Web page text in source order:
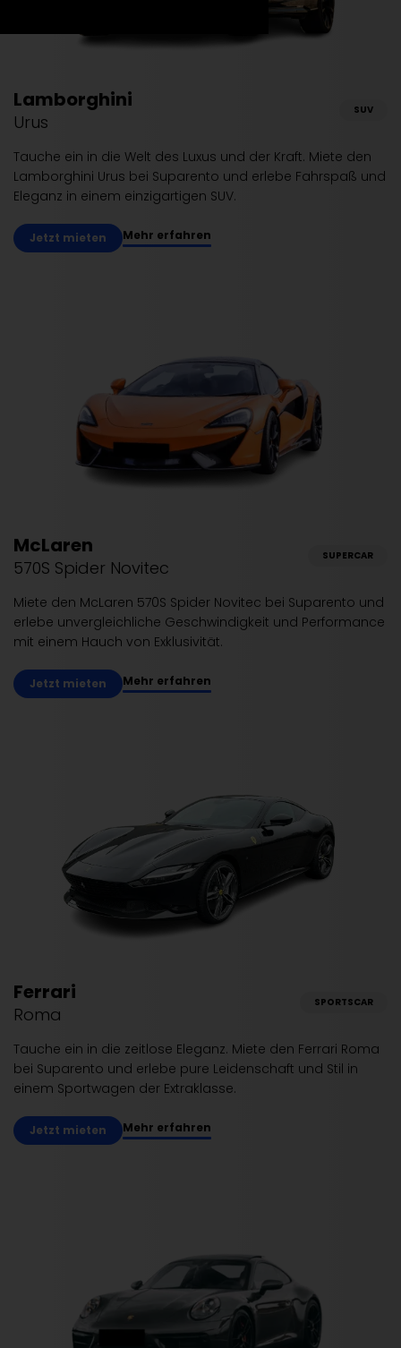
Lamborghini
Urus
SUV
Tauche ein in die Welt des Luxus und der Kraft. Miete den
Lamborghini Urus bei Suparento und erlebe Fahrspaß und
Eleganz in einem einzigartigen SUV.
Jetzt mieten Mehr erfahren
McLaren
570S Spider Novitec
SUPERCAR
Miete den McLaren 570S Spider Novitec bei Suparento und
erlebe unvergleichliche Geschwindigkeit und Performance
mit einem Hauch von Exklusivität.
Jetzt mieten Mehr erfahren
Ferrari
Roma
SPORTSCAR
Tauche ein in die zeitlose Eleganz. Miete den Ferrari Roma
bei Suparento und erlebe pure Leidenschaft und Stil in
einem Sportwagen der Extraklasse.
Jetzt mieten Mehr erfahren